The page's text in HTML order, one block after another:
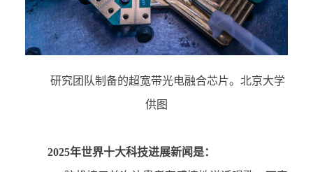
研究团队制备的超宽带光电融合芯片。北京大学
供图
2025年世界十大科技进展新闻是：